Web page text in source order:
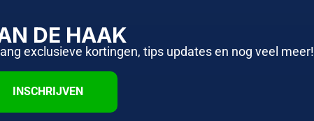
DE HAAK
exclusieve kortingen, tips updates en nog veel meer!
INSCHRIJVEN